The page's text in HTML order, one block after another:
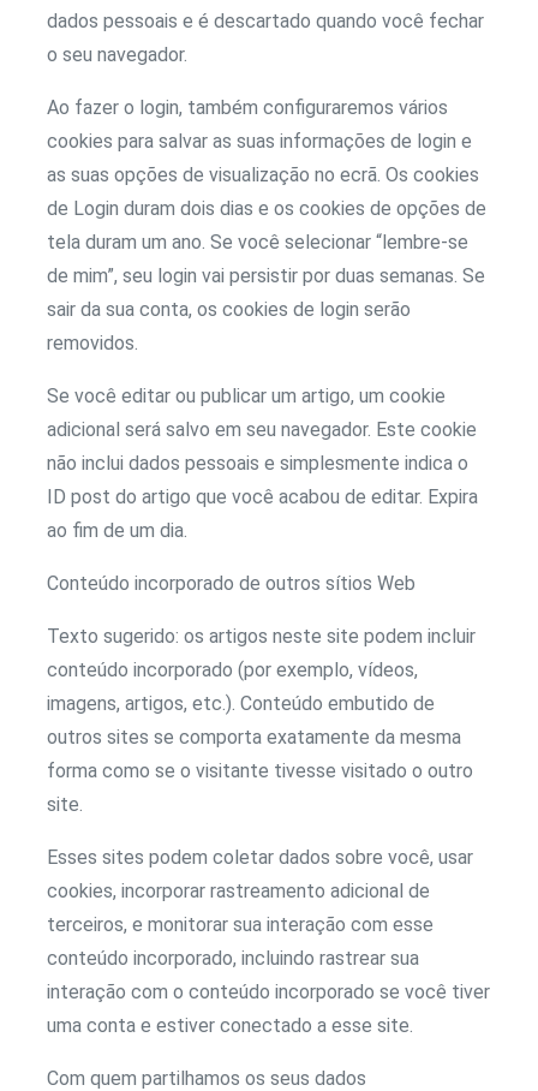
dados pessoais e é descartado quando você fechar
o seu navegador.
Ao fazer o login, também configuraremos vários
cookies para salvar as suas informações de login e
as suas opções de visualização no ecrã. Os cookies
de Login duram dois dias e os cookies de opções de
tela duram um ano. Se você selecionar “lembre-se
de mim”, seu login vai persistir por duas semanas. Se
sair da sua conta, os cookies de login serão
removidos.
Se você editar ou publicar um artigo, um cookie
adicional será salvo em seu navegador. Este cookie
não inclui dados pessoais e simplesmente indica o
ID post do artigo que você acabou de editar. Expira
ao fim de um dia.
Conteúdo incorporado de outros sítios Web
Texto sugerido: os artigos neste site podem incluir
conteúdo incorporado (por exemplo, vídeos,
imagens, artigos, etc.). Conteúdo embutido de
outros sites se comporta exatamente da mesma
forma como se o visitante tivesse visitado o outro
site.
Esses sites podem coletar dados sobre você, usar
cookies, incorporar rastreamento adicional de
terceiros, e monitorar sua interação com esse
conteúdo incorporado, incluindo rastrear sua
interação com o conteúdo incorporado se você tiver
uma conta e estiver conectado a esse site.
Com quem partilhamos os seus dados